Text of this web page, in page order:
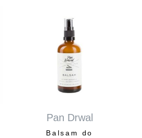
Pan Drwal
Balsam do